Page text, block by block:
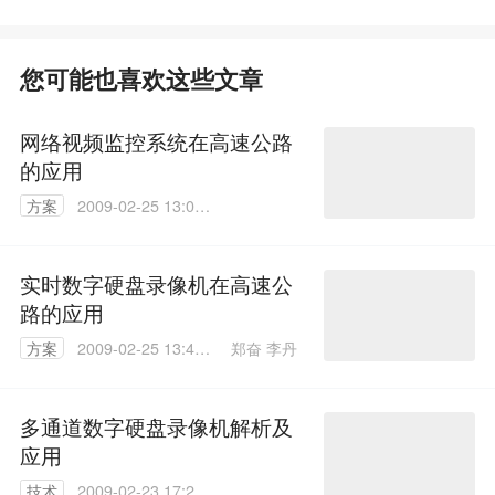
您可能也喜欢这些文章
网络视频监控系统在高速公路
的应用
方案
2009-02-25 13:07:
实时数字硬盘录像机在高速公
路的应用
方案
2009-02-25 13:43:
郑奋 李丹
多通道数字硬盘录像机解析及
应用